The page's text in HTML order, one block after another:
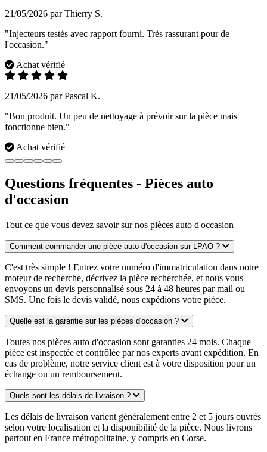
21/05/2026 par Thierry S.
"Injecteurs testés avec rapport fourni. Très rassurant pour de
l'occasion."
Achat vérifié
21/05/2026 par Pascal K.
"Bon produit. Un peu de nettoyage à prévoir sur la pièce mais
fonctionne bien."
Achat vérifié
Questions fréquentes - Pièces auto
d'occasion
Tout ce que vous devez savoir sur nos pièces auto d'occasion
Comment commander une pièce auto d'occasion sur LPAO ?
C'est très simple ! Entrez votre numéro d'immatriculation dans notre
moteur de recherche, décrivez la pièce recherchée, et nous vous
envoyons un devis personnalisé sous 24 à 48 heures par mail ou
SMS. Une fois le devis validé, nous expédions votre pièce.
Quelle est la garantie sur les pièces d'occasion ?
Toutes nos pièces auto d'occasion sont garanties 24 mois. Chaque
pièce est inspectée et contrôlée par nos experts avant expédition. En
cas de problème, notre service client est à votre disposition pour un
échange ou un remboursement.
Quels sont les délais de livraison ?
Les délais de livraison varient généralement entre 2 et 5 jours ouvrés
selon votre localisation et la disponibilité de la pièce. Nous livrons
partout en France métropolitaine, y compris en Corse.